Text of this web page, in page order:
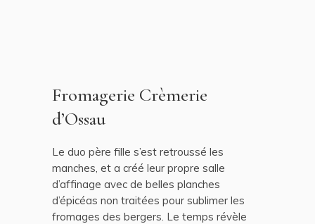
Fromagerie Crèmerie
d’Ossau
Le duo père fille s’est retroussé les
manches, et a créé leur propre salle
d’affinage avec de belles planches
d’épicéas non traitées pour sublimer les
fromages des bergers. Le temps révèle